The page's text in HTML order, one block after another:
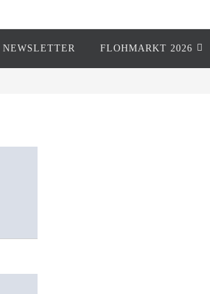
NEWSLETTER FLOHMARKT 2026